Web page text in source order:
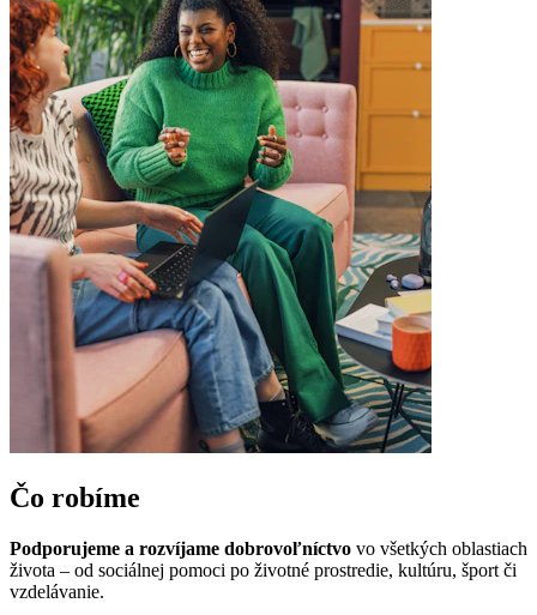
Čo robíme
Podporujeme a rozvíjame dobrovoľníctvo vo všetkých oblastiach
života – od sociálnej pomoci po životné prostredie, kultúru, šport či
vzdelávanie.